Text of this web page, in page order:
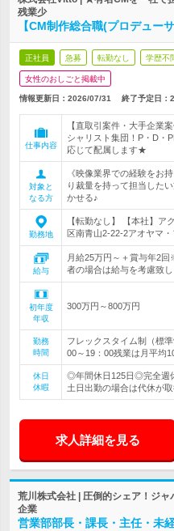
残業少
【CM制作総合職(プロデュー
正社員 急募 転勤なし 学歴不
女性のおしごと掲載中
情報更新日：2026/07/31 終了予定日：
仕事内容
【直取引案件・大手企業
シャリスト集団！P・D・
応じて配属します★
対象と
なる方
《映像業界での経験をお
り裁量を持って担当した
かせる♪
勤務地
【転勤なし】 【本社】ア
区南青山2-22-2アオヤマ・
給与
月給25万円～＋賞与年2
者の場合は給与を考慮致
初年度
年収
300万円～800万円
勤務
時間
フレックスタイム制（標
00～19：00残業は月平均
休日
休暇
◎年間休日125日◎完全週
土日出勤の場合は代休が
求人詳細を見る
荒川株式会社 | 圧倒的シェア！ジ
企業
営業部部長・課長・主任・未